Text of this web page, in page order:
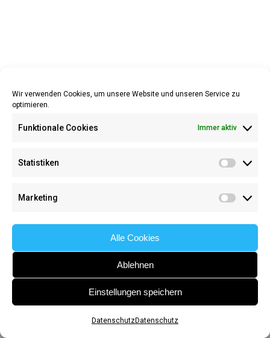
Wir verwenden Cookies, um unsere Website und unseren Service zu
optimieren.
Funktionale Cookies Immer aktiv
Statistiken
Marketing
Alle Cookies
Ablehnen
Einstellungen speichern
DatenschutzDatenschutz